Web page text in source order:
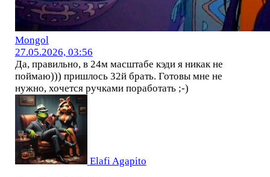
Mоngol
27.05.2026, 03:56
Да, правильно, в 24м масштабе кэди я никак не
поймаю))) пришлось 32й брать. Готовы мне не
нужно, хочется ручками поработать ;-)
Elafi Agapito